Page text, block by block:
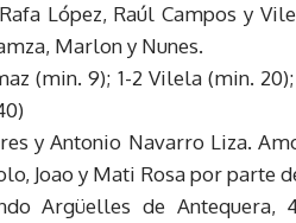
López, Raúl Campos y
Marlon y Nunes.
(min. 9); 1-2 Vilela (min.
y Antonio Navarro Liza.
Joao y Mati Rosa por parte
Argüelles de Antequera,